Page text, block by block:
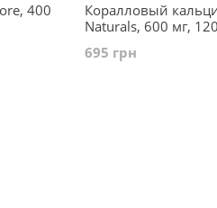
400
Коралловый
Naturals, 600 мг,
695 грн